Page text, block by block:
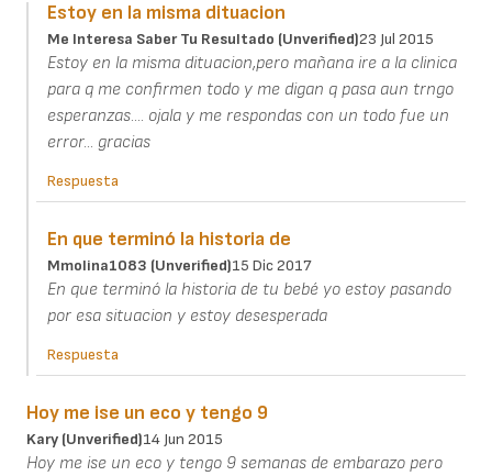
Estoy en la misma dituacion
Me Interesa Saber Tu Resultado (unverified)23 Jul 2015
Estoy en la misma dituacion,pero mañana ire a la clinica
para q me confirmen todo y me digan q pasa aun trngo
esperanzas.... ojala y me respondas con un todo fue un
error... gracias
Respuesta
En que terminó la historia de
Mmolina1083 (unverified)15 Dic 2017
En que terminó la historia de tu bebé yo estoy pasando
por esa situacion y estoy desesperada
Respuesta
Hoy me ise un eco y tengo 9
Kary (unverified)14 Jun 2015
Hoy me ise un eco y tengo 9 semanas de embarazo pero